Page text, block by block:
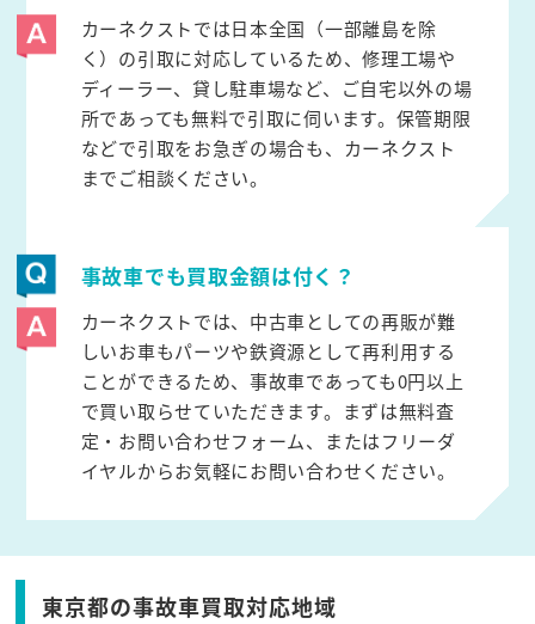
カーネクストでは日本全国（一部離島を除
く）の引取に対応しているため、修理工場や
ディーラー、貸し駐車場など、ご自宅以外の場
所であっても無料で引取に伺います。保管期限
などで引取をお急ぎの場合も、カーネクスト
までご相談ください。
事故車でも買取金額は付く？
カーネクストでは、中古車としての再販が難
しいお車もパーツや鉄資源として再利用する
ことができるため、事故車であっても0円以上
で買い取らせていただきます。まずは無料査
定・お問い合わせフォーム、またはフリーダ
イヤルからお気軽にお問い合わせください。
東京都の事故車買取対応地域